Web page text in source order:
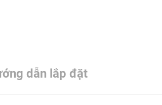
dẫn lắp đặt